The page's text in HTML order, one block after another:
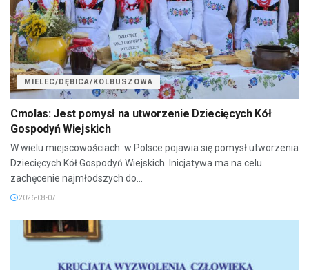
MIELEC/DĘBICA/KOLBUSZOWA
Cmolas: Jest pomysł na utworzenie Dziecięcych Kół
Gospodyń Wiejskich
W wielu miejscowościach w Polsce pojawia się pomysł utworzenia
Dziecięcych Kół Gospodyń Wiejskich. Inicjatywa ma na celu
zachęcenie najmłodszych do...
2026-08-07